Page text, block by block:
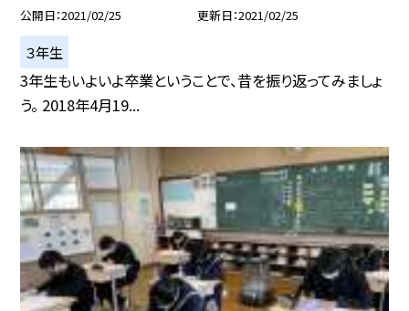
公開日 2021/02/25 更新日 2021/02/25
３年生
3年生もいよいよ卒業ということで、昔を振り返ってみましょ
う。 2018年4月19...